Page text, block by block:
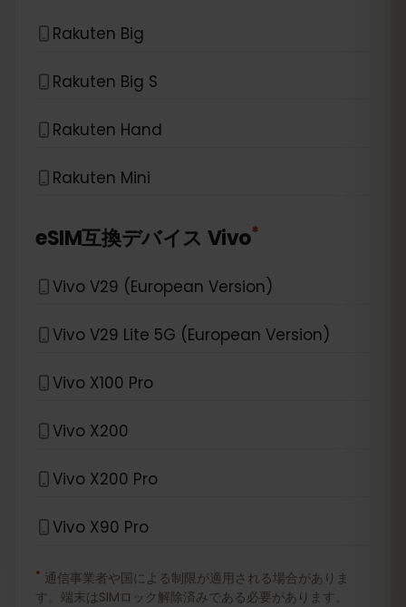
Rakuten Big
Rakuten Big S
Rakuten Hand
Rakuten Mini
eSIM互換デバイス Vivo*
Vivo V29 (European Version)
Vivo V29 Lite 5G (European Version)
Vivo X100 Pro
Vivo X200
Vivo X200 Pro
Vivo X90 Pro
* 通信事業者や国による制限が適用される場合がありま
す。端末はSIMロック解除済みである必要があります。